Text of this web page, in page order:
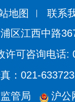
地图
联系
区江西中路
许可咨询电话:
：021-
管局
沪公